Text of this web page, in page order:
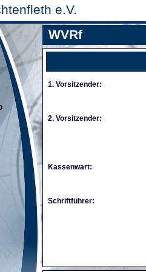
e.V.
WVRf
1. Vorsitzender:
2. Vorsitzender:
Kassenwart:
Schriftführer: